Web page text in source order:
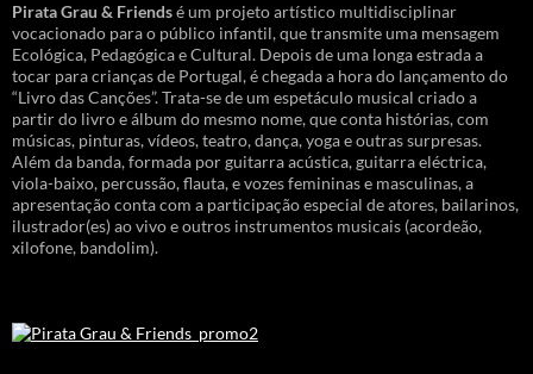
Pirata Grau & Friendsé um projeto artístico multidisciplinar
vocacionado para o público infantil, que transmite uma mensagem
Ecológica, Pedagógica e Cultural. Depois de uma longa estrada a
tocar para crianças de Portugal, é chegada a hora do lançamento do
“Livro das Canções”. Trata-se de um espetáculo musical criado a
partir do livro e álbum do mesmo nome, que conta histórias, com
músicas, pinturas, vídeos, teatro, dança, yoga e outras surpresas.
Além da banda, formada por guitarra acústica, guitarra eléctrica,
viola-baixo, percussão, flauta, e vozes femininas e masculinas, a
apresentação conta com a participação especial de atores, bailarinos,
ilustrador(es) ao vivo e outros instrumentos musicais (acordeão,
xilofone, bandolim).